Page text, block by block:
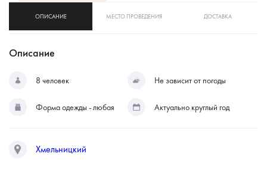
ОПИСАНИЕ МЕСТО ПРОВЕДЕНИЯ ДОСТАВКА
Описание
8 человек Не зависит от погоды
Форма одежды - любая Актуально круглый год
Хмельницкий